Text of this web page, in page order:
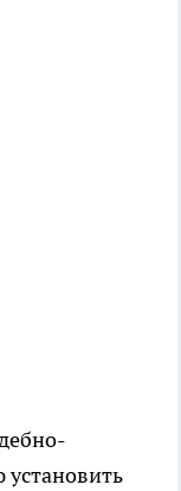
установить